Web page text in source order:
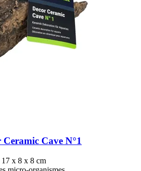
Ceramic Cave N°1
x 8 x 8 cm